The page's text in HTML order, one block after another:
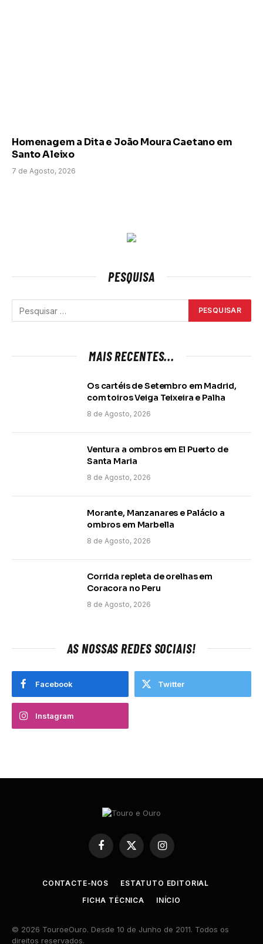
Homenagem a Dita e João Moura Caetano em
Santo Aleixo
7 de Agosto, 2026
PESQUISA
MAIS RECENTES...
Os cartéis de Setembro em Madrid,
com toiros Veiga Teixeira e Palha
8 de Agosto, 2026
Ventura a ombros em El Puerto de
Santa Maria
8 de Agosto, 2026
Morante, Manzanares e Palácio a
ombros em Marbella
8 de Agosto, 2026
Corrida repleta de orelhas em
Coracora no Peru
8 de Agosto, 2026
AS NOSSAS REDES SOCIAIS!
Facebook Twitter
Instagram
Facebook
X
(Twitter)
Instagram
CONTACTE-NOS
ESTATUTO EDITORIAL
FICHA TÉCNICA
INÍCIO
© 2026 TouroeOuro. Desde 10 de Junho de 2011. Todos os
direitos reservados.